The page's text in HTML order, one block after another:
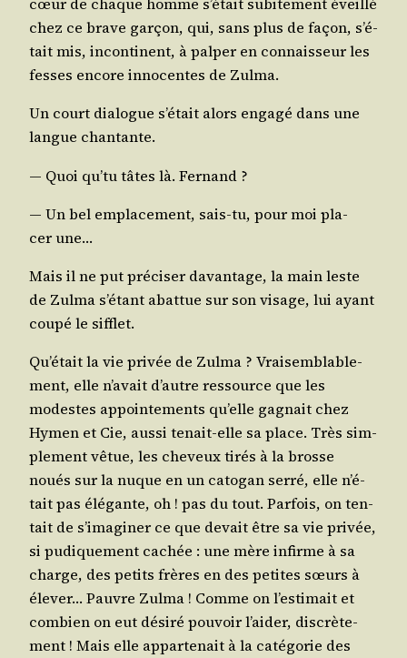
chez ce brave gar­çon, qui, sans plus de façon, s’é­
tait mis, incon­ti­nent, à pal­per en connais­seur les
fesses encore inno­centes de Zulma.
Un court dia­logue s’é­tait alors enga­gé dans une
langue chantante.
― Quoi qu’­tu tâtes là. Fernand ?
― Un bel empla­ce­ment, sais-tu, pour moi pla­
cer une…
Mais il ne put pré­ci­ser davan­tage, la main leste
de Zul­ma s’é­tant abat­tue sur son visage, lui ayant
cou­pé le sifflet.
Qu’é­tait la vie pri­vée de Zul­ma ? Vrai­sem­bla­ble­
ment, elle n’a­vait d’autre res­source que les
modestes appoin­te­ments qu’elle gagnait chez
Hymen et Cie, aus­si tenait-elle sa place. Très sim­
ple­ment vêtue, les che­veux tirés à la brosse
noués sur la nuque en un cato­gan ser­ré, elle n’é­
tait pas élé­gante, oh ! pas du tout. Par­fois, on ten­
tait de s’i­ma­gi­ner ce que devait être sa vie pri­vée,
si pudi­que­ment cachée : une mère infirme à sa
charge, des petits frères en des petites sœurs à
éle­ver… Pauvre Zul­ma ! Comme on l’es­ti­mait et
com­bien on eut dési­ré pou­voir l’ai­der, dis­crè­te­
ment ! Mais elle appar­te­nait à la caté­go­rie des